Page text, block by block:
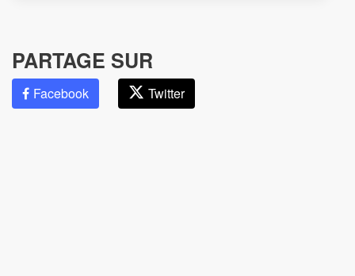
PARTAGE SUR
Facebook Twitter